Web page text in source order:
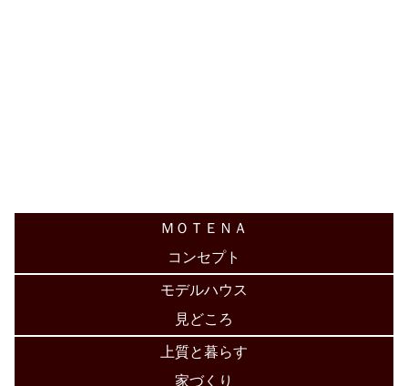
ＭＯＴＥＮＡ
コンセプト
モデルハウス
見どころ
上質と暮らす
家づくり